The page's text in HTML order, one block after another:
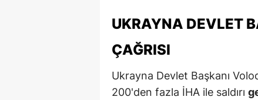
UKRAYNA DEVLET
ÇAĞRISI
Ukrayna Devlet Başkanı
200'den fazla İHA ile saldırı